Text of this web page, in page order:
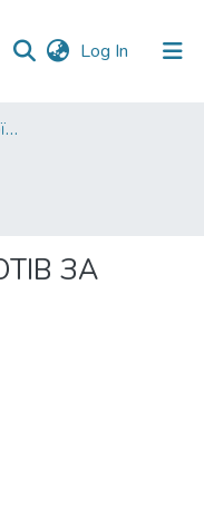
Log In (current)
Факультет ветеринарної медицини
ЗА